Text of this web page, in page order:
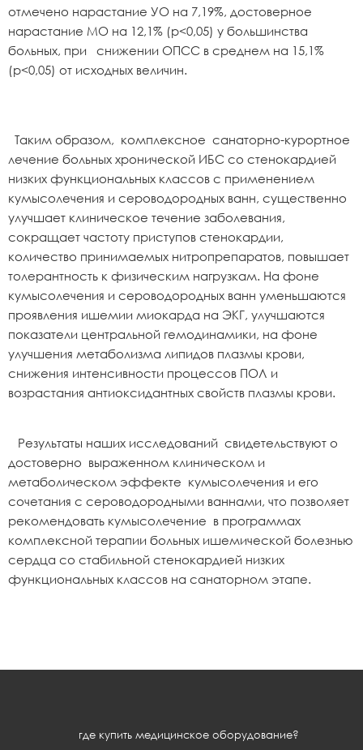
отмечено нарастание УО на 7,19%, достоверное
нарастание МО на 12,1% (p<0,05) у большинства
больных, при снижении ОПСС в среднем на 15,1%
(p<0,05) от исходных величин.
Таким образом, комплексное санаторно-курортное
лечение больных хронической ИБС со стенокардией
низких функциональных классов с применением
кумысолечения и сероводородных ванн, существенно
улучшает клиническое течение заболевания,
сокращает частоту приступов стенокардии,
количество принимаемых нитропрепаратов, повышает
толерантность к физическим нагрузкам. На фоне
кумысолечения и сероводородных ванн уменьшаются
проявления ишемии миокарда на ЭКГ, улучшаются
показатели центральной гемодинамики, на фоне
улучшения метаболизма липидов плазмы крови,
снижения интенсивности процессов ПОЛ и
возрастания антиоксидантных свойств плазмы крови.
Результаты наших исследований свидетельствуют о
достоверно выраженном клиническом и
метаболическом эффекте кумысолечения и его
сочетания с сероводородными ваннами, что позволяет
рекомендовать кумысолечение в программах
комплексной терапии больных ишемической болезнью
сердца со стабильной стенокардией низких
функциональных классов на санаторном этапе.
где купить медицинское оборудование?